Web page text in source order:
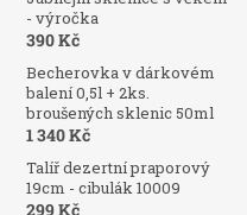
- výročka
390 Kč
Becherovka v dárkovém
balení 0,5l + 2ks.
broušených sklenic 50ml
1 340 Kč
Talíř dezertní praporový
19cm - cibulák 10009
299 Kč